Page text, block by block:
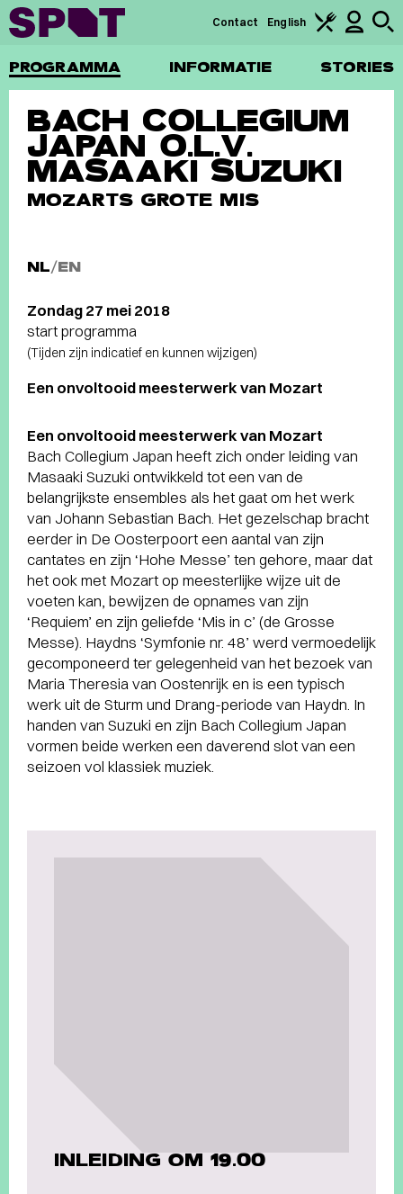
PROGRAMMA INFORMATIE STORIES
Contact English
BACH COLLEGIUM
JAPAN O.L.V.
MASAAKI SUZUKI
MOZARTS GROTE MIS
NL/EN
Zondag 27 mei 2018
start programma
(Tijden zijn indicatief en kunnen wijzigen)
Een onvoltooid meesterwerk van Mozart
Een onvoltooid meesterwerk van Mozart
Bach Collegium Japan heeft zich onder leiding van
Masaaki Suzuki ontwikkeld tot een van de
belangrijkste ensembles als het gaat om het werk
van Johann Sebastian Bach. Het gezelschap bracht
eerder in De Oosterpoort een aantal van zijn
cantates en zijn ‘Hohe Messe’ ten gehore, maar dat
het ook met Mozart op meesterlijke wijze uit de
voeten kan, bewijzen de opnames van zijn
‘Requiem’ en zijn geliefde ‘Mis in c’ (de Grosse
Messe). Haydns ‘Symfonie nr. 48’ werd vermoedelijk
gecomponeerd ter gelegenheid van het bezoek van
Maria Theresia van Oostenrijk en is een typisch
werk uit de Sturm und Drang-periode van Haydn. In
handen van Suzuki en zijn Bach Collegium Japan
vormen beide werken een daverend slot van een
seizoen vol klassiek muziek.
INLEIDING OM 19.00